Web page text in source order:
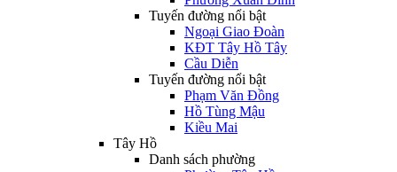
Tuyến đường nổi bật
Ngoại Giao Đoàn
KĐT Tây Hồ Tây
Cầu Diễn
Tuyến đường nổi bật
Phạm Văn Đồng
Hồ Tùng Mậu
Kiều Mai
Tây Hồ
Danh sách phường